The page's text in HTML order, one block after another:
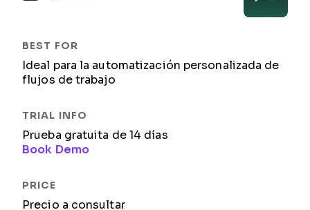
Ideal para la automatización personalizada de
flujos de trabajo
Prueba gratuita de 14 días
Book Demo
Precio a consultar